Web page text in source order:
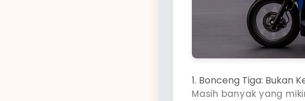
1. Bonceng Tiga: Bukan
Masih banyak yang